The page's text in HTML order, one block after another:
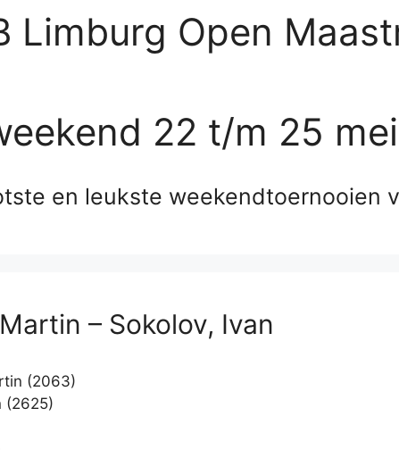
Limburg Open
22 t/m 25
en leukste weekendtoernooien
– Sokolov, Ivan
(2063)
(2625)